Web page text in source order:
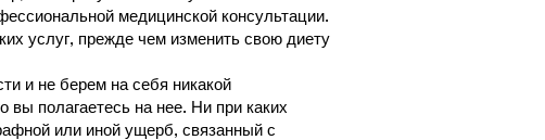
медицинской консультации.
услуг, прежде чем изменить свою диету
и не берем на себя никакой
полагаетесь на нее. Ни при каких
или иной ущерб, связанный с